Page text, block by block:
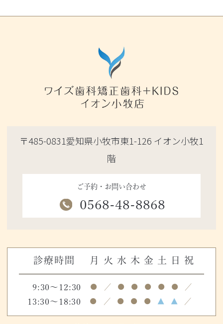
〒485-0831愛知県小牧市東1-126 イオン小牧1
階
ご予約・お問い合わせ
0568-48-8868
診療時間 月 火 水 木 金 土 日 祝
9:30～12:30 ● ／ ● ● ● ● ● ／
13:30～18:30 ● ／ ● ● ● ▲ ▲ ／